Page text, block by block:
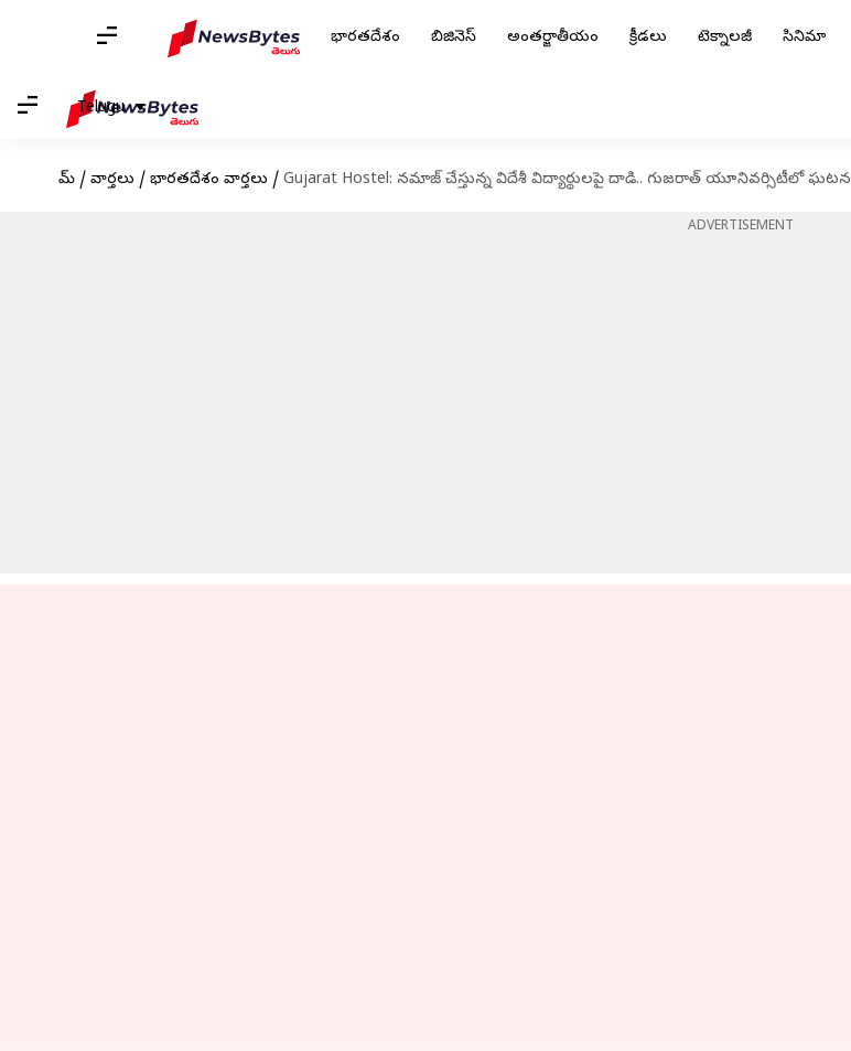
భారతదేశం బిజినెస్ అంతర్జాతీయం క్రీడలు టెక్నాలజీ సినిమా
Telugu
హోమ్ / వార్తలు / భారతదేశం వార్తలు / Gujarat Hostel: నమాజ్ చేస్తున్న విదేశీ విద్యార్థులపై దాడి.. గుజరాత్ యూనివర్సిటీలో ఘటన
ADVERTISEMENT